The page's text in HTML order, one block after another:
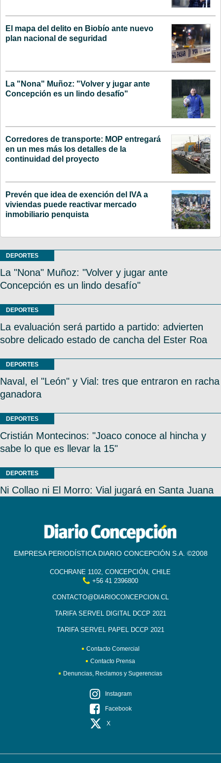
El mapa del delito en Biobío ante nuevo
plan nacional de seguridad
La "Nona" Muñoz: "Volver y jugar ante
Concepción es un lindo desafío"
Corredores de transporte: MOP entregará
en un mes más los detalles de la
continuidad del proyecto
Prevén que idea de exención del IVA a
viviendas puede reactivar mercado
inmobiliario penquista
DEPORTES
La "Nona" Muñoz: "Volver y jugar ante
Concepción es un lindo desafío"
DEPORTES
La evaluación será partido a partido: advierten
sobre delicado estado de cancha del Ester Roa
DEPORTES
Naval, el "León" y Vial: tres que entraron en racha
ganadora
DEPORTES
Cristián Montecinos: "Joaco conoce al hincha y
sabe lo que es llevar la 15"
DEPORTES
Ni Collao ni El Morro: Vial jugará en Santa Juana
EMPRESA PERIODÍSTICA DIARIO CONCEPCIÓN S.A. ©2008
COCHRANE 1102, CONCEPCIÓN, CHILE
+56 41 2396800
CONTACTO@DIARIOCONCEPCION.CL
TARIFA SERVEL DIGITAL DCCP 2021
TARIFA SERVEL PAPEL DCCP 2021
Contacto Comercial
Contacto Prensa
Denuncias, Reclamos y Sugerencias
Instagram
Facebook
X